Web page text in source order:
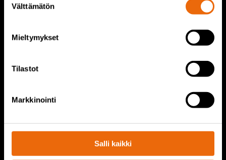
valinta
Välttämätön
Mieltymykset
Tilastot
Markkinointi
Salli kaikki
TANA kaatopaikkajyrät
Tietoa meistä